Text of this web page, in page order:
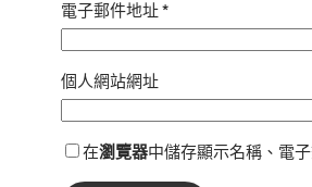
電子郵件地址*
個人網站網址
在瀏覽器中儲存顯示名稱、電